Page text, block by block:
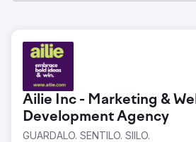
Ailie Inc - Marketing &
Development Agency
GUARDALO. SENTILO. SIILO.